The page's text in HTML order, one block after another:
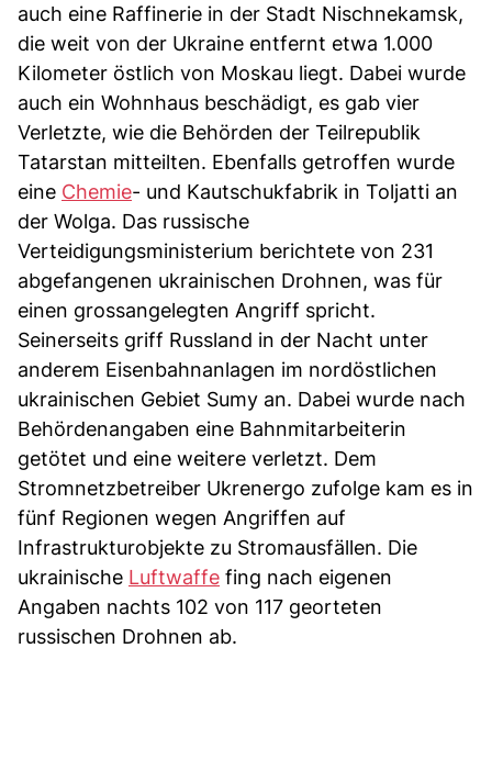
auch eine Raffinerie in der Stadt Nischnekamsk,
die weit von der Ukraine entfernt etwa 1.000
Kilometer östlich von Moskau liegt. Dabei wurde
auch ein Wohnhaus beschädigt, es gab vier
Verletzte, wie die Behörden der Teilrepublik
Tatarstan mitteilten. Ebenfalls getroffen wurde
eine Chemie- und Kautschukfabrik in Toljatti an
der Wolga. Das russische
Verteidigungsministerium berichtete von 231
abgefangenen ukrainischen Drohnen, was für
einen grossangelegten Angriff spricht.
Seinerseits griff Russland in der Nacht unter
anderem Eisenbahnanlagen im nordöstlichen
ukrainischen Gebiet Sumy an. Dabei wurde nach
Behördenangaben eine Bahnmitarbeiterin
getötet und eine weitere verletzt. Dem
Stromnetzbetreiber Ukrenergo zufolge kam es in
fünf Regionen wegen Angriffen auf
Infrastrukturobjekte zu Stromausfällen. Die
ukrainische Luftwaffe fing nach eigenen
Angaben nachts 102 von 117 georteten
russischen Drohnen ab.